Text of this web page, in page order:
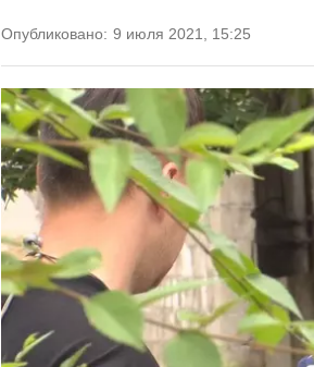
Опубликовано: 9 июля 2021, 15:25